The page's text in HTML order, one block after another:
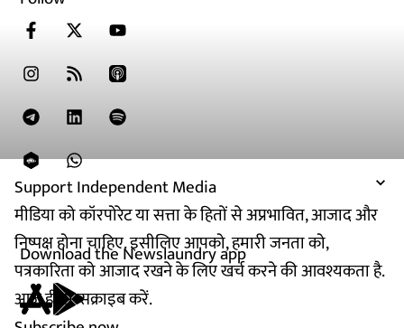
Support Independent Media
मीडिया को कॉरपोरेट या सत्ता के हितों से अप्रभावित, आजाद और
निष्पक्ष होना चाहिए. इसीलिए आपको, हमारी जनता को,
पत्रकारिता को आजाद रखने के लिए खर्च करने की आवश्यकता है.
आज ही सब्सक्राइब करें.
Download the Newslaundry app